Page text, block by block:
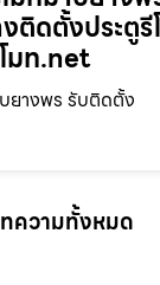
งติดตั้งประตู
มท.net
ยางพร รับติดตั้ง
ความทั้งหมด